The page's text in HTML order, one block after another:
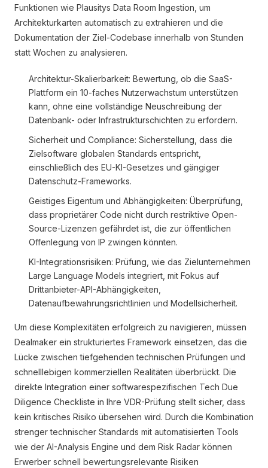
Funktionen wie Plausitys Data Room Ingestion, um
Architekturkarten automatisch zu extrahieren und die
Dokumentation der Ziel-Codebase innerhalb von Stunden
statt Wochen zu analysieren.
Architektur-Skalierbarkeit: Bewertung, ob die SaaS-
Plattform ein 10-faches Nutzerwachstum unterstützen
kann, ohne eine vollständige Neuschreibung der
Datenbank- oder Infrastrukturschichten zu erfordern.
Sicherheit und Compliance: Sicherstellung, dass die
Zielsoftware globalen Standards entspricht,
einschließlich des EU-KI-Gesetzes und gängiger
Datenschutz-Frameworks.
Geistiges Eigentum und Abhängigkeiten: Überprüfung,
dass proprietärer Code nicht durch restriktive Open-
Source-Lizenzen gefährdet ist, die zur öffentlichen
Offenlegung von IP zwingen könnten.
KI-Integrationsrisiken: Prüfung, wie das Zielunternehmen
Large Language Models integriert, mit Fokus auf
Drittanbieter-API-Abhängigkeiten,
Datenaufbewahrungsrichtlinien und Modellsicherheit.
Um diese Komplexitäten erfolgreich zu navigieren, müssen
Dealmaker ein strukturiertes Framework einsetzen, das die
Lücke zwischen tiefgehenden technischen Prüfungen und
schnelllebigen kommerziellen Realitäten überbrückt. Die
direkte Integration einer softwarespezifischen Tech Due
Diligence Checkliste in Ihre VDR-Prüfung stellt sicher, dass
kein kritisches Risiko übersehen wird. Durch die Kombination
strenger technischer Standards mit automatisierten Tools
wie der AI-Analysis Engine und dem Risk Radar können
Erwerber schnell bewertungsrelevante Risiken